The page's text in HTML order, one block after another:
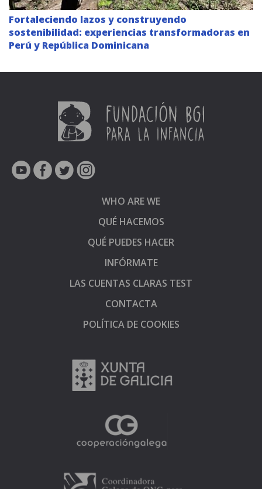
Fortaleciendo lazos y construyendo
sostenibilidad: experiencias transformadoras en
Perú y República Dominicana
WHO ARE WE
QUÉ HACEMOS
QUÉ PUEDES HACER
INFÓRMATE
LAS CUENTAS CLARAS TEST
CONTACTA
POLÍTICA DE COOKIES